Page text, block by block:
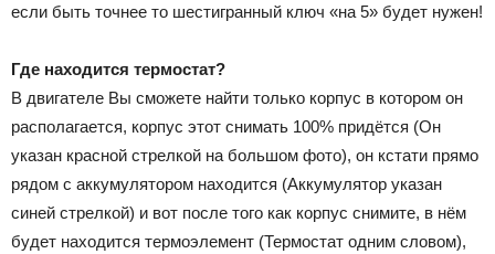
если быть точнее то шестигранный ключ «на 5» будет нужен!
Где находится термостат?
В двигателе Вы сможете найти только корпус в котором он
располагается, корпус этот снимать 100% придётся (Он
указан красной стрелкой на большом фото), он кстати прямо
рядом с аккумулятором находится (Аккумулятор указан
синей стрелкой) и вот после того как корпус снимите, в нём
будет находится термоэлемент (Термостат одним словом),